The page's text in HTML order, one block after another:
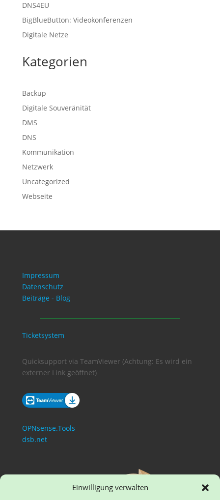
Einwilligung verwalten
DNS4EU
BigBlueButton: Videokonferenzen
Digitale Netze
Kategorien
Backup
Digitale Souveränität
DMS
DNS
Kommunikation
Netzwerk
Uncategorized
Webseite
Impressum
Datenschutz
Beiträge - Blog
Ticketsystem
Quicksupport via TeamViewer (Achtung: Es wird ein
externer Link geöffnet)
OPNsense.Tools
dsb.net